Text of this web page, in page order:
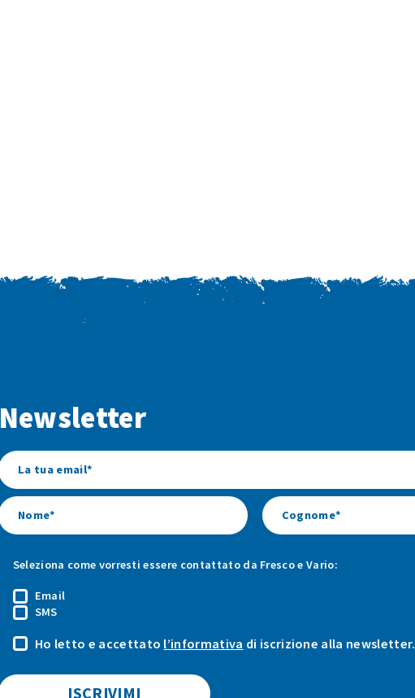
Newsletter
Seleziona come vorresti essere contattato da Fresco e Vario:
Email
SMS
Ho letto e accettato l’informativa di iscrizione alla newsletter.